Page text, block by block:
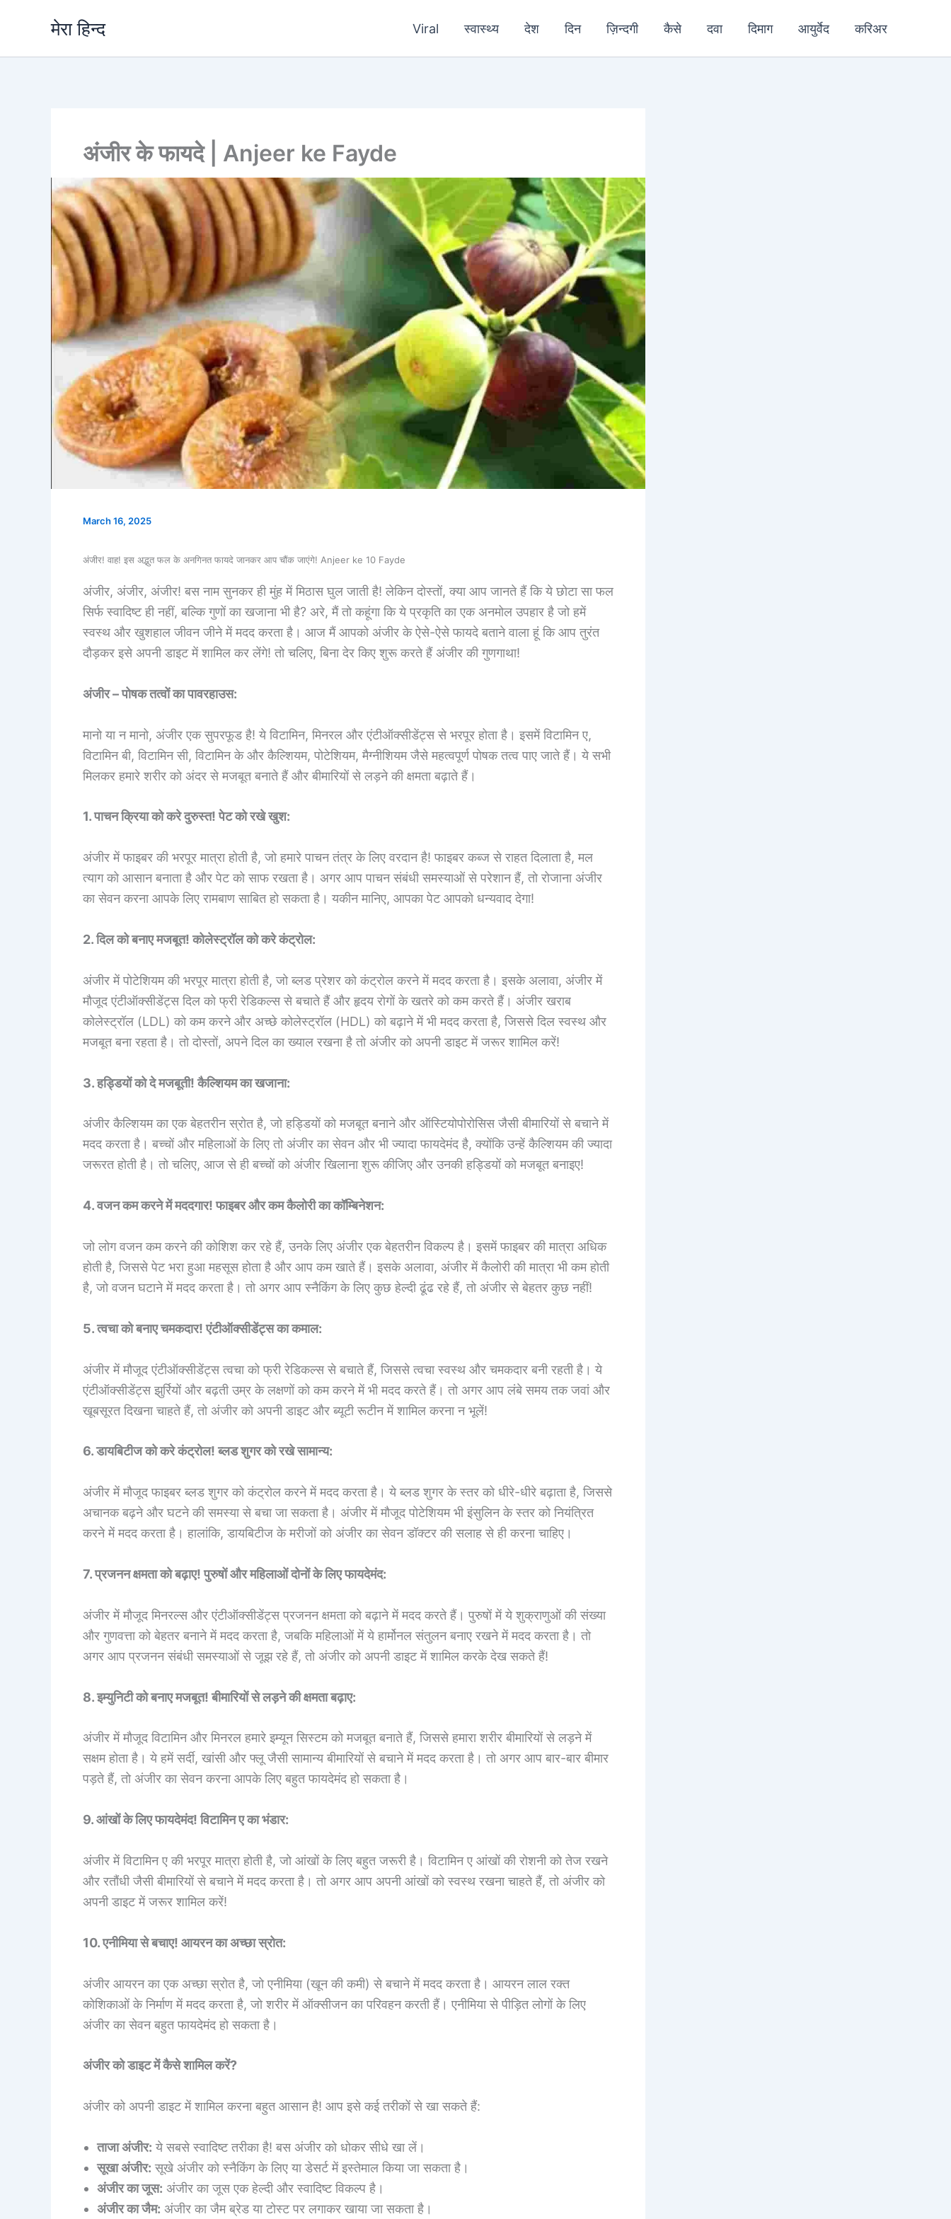
मेरा हिन्द Viral स्वास्थ्य देश दिन ज़िन्दगी कैसे दवा दिमाग आयुर्वेद करिअर
अंजीर के फायदे | Anjeer ke Fayde
March 16, 2025
अंजीर! वाह! इस अद्भुत फल के अनगिनत फायदे जानकर आप चौंक जाएंगे! Anjeer ke 10 Fayde
अंजीर, अंजीर, अंजीर! बस नाम सुनकर ही मुंह में मिठास घुल जाती है! लेकिन दोस्तों, क्या आप जानते हैं कि ये छोटा सा फल
सिर्फ स्वादिष्ट ही नहीं, बल्कि गुणों का खजाना भी है? अरे, मैं तो कहूंगा कि ये प्रकृति का एक अनमोल उपहार है जो हमें
स्वस्थ और खुशहाल जीवन जीने में मदद करता है। आज मैं आपको अंजीर के ऐसे-ऐसे फायदे बताने वाला हूं कि आप तुरंत
दौड़कर इसे अपनी डाइट में शामिल कर लेंगे! तो चलिए, बिना देर किए शुरू करते हैं अंजीर की गुणगाथा!
अंजीर – पोषक तत्वों का पावरहाउस:
मानो या न मानो, अंजीर एक सुपरफूड है! ये विटामिन, मिनरल और एंटीऑक्सीडेंट्स से भरपूर होता है। इसमें विटामिन ए,
विटामिन बी, विटामिन सी, विटामिन के और कैल्शियम, पोटेशियम, मैग्नीशियम जैसे महत्वपूर्ण पोषक तत्व पाए जाते हैं। ये सभी
मिलकर हमारे शरीर को अंदर से मजबूत बनाते हैं और बीमारियों से लड़ने की क्षमता बढ़ाते हैं।
1. पाचन क्रिया को करे दुरुस्त! पेट को रखे खुश:
अंजीर में फाइबर की भरपूर मात्रा होती है, जो हमारे पाचन तंत्र के लिए वरदान है! फाइबर कब्ज से राहत दिलाता है, मल
त्याग को आसान बनाता है और पेट को साफ रखता है। अगर आप पाचन संबंधी समस्याओं से परेशान हैं, तो रोजाना अंजीर
का सेवन करना आपके लिए रामबाण साबित हो सकता है। यकीन मानिए, आपका पेट आपको धन्यवाद देगा!
2. दिल को बनाए मजबूत! कोलेस्ट्रॉल को करे कंट्रोल:
अंजीर में पोटेशियम की भरपूर मात्रा होती है, जो ब्लड प्रेशर को कंट्रोल करने में मदद करता है। इसके अलावा, अंजीर में
मौजूद एंटीऑक्सीडेंट्स दिल को फ्री रेडिकल्स से बचाते हैं और हृदय रोगों के खतरे को कम करते हैं। अंजीर खराब
कोलेस्ट्रॉल (LDL) को कम करने और अच्छे कोलेस्ट्रॉल (HDL) को बढ़ाने में भी मदद करता है, जिससे दिल स्वस्थ और
मजबूत बना रहता है। तो दोस्तों, अपने दिल का ख्याल रखना है तो अंजीर को अपनी डाइट में जरूर शामिल करें!
3. हड्डियों को दे मजबूती! कैल्शियम का खजाना:
अंजीर कैल्शियम का एक बेहतरीन स्रोत है, जो हड्डियों को मजबूत बनाने और ऑस्टियोपोरोसिस जैसी बीमारियों से बचाने में
मदद करता है। बच्चों और महिलाओं के लिए तो अंजीर का सेवन और भी ज्यादा फायदेमंद है, क्योंकि उन्हें कैल्शियम की ज्यादा
जरूरत होती है। तो चलिए, आज से ही बच्चों को अंजीर खिलाना शुरू कीजिए और उनकी हड्डियों को मजबूत बनाइए!
4. वजन कम करने में मददगार! फाइबर और कम कैलोरी का कॉम्बिनेशन:
जो लोग वजन कम करने की कोशिश कर रहे हैं, उनके लिए अंजीर एक बेहतरीन विकल्प है। इसमें फाइबर की मात्रा अधिक
होती है, जिससे पेट भरा हुआ महसूस होता है और आप कम खाते हैं। इसके अलावा, अंजीर में कैलोरी की मात्रा भी कम होती
है, जो वजन घटाने में मदद करता है। तो अगर आप स्नैकिंग के लिए कुछ हेल्दी ढूंढ रहे हैं, तो अंजीर से बेहतर कुछ नहीं!
5. त्वचा को बनाए चमकदार! एंटीऑक्सीडेंट्स का कमाल:
अंजीर में मौजूद एंटीऑक्सीडेंट्स त्वचा को फ्री रेडिकल्स से बचाते हैं, जिससे त्वचा स्वस्थ और चमकदार बनी रहती है। ये
एंटीऑक्सीडेंट्स झुर्रियों और बढ़ती उम्र के लक्षणों को कम करने में भी मदद करते हैं। तो अगर आप लंबे समय तक जवां और
खूबसूरत दिखना चाहते हैं, तो अंजीर को अपनी डाइट और ब्यूटी रूटीन में शामिल करना न भूलें!
6. डायबिटीज को करे कंट्रोल! ब्लड शुगर को रखे सामान्य:
अंजीर में मौजूद फाइबर ब्लड शुगर को कंट्रोल करने में मदद करता है। ये ब्लड शुगर के स्तर को धीरे-धीरे बढ़ाता है, जिससे
अचानक बढ़ने और घटने की समस्या से बचा जा सकता है। अंजीर में मौजूद पोटेशियम भी इंसुलिन के स्तर को नियंत्रित
करने में मदद करता है। हालांकि, डायबिटीज के मरीजों को अंजीर का सेवन डॉक्टर की सलाह से ही करना चाहिए।
7. प्रजनन क्षमता को बढ़ाए! पुरुषों और महिलाओं दोनों के लिए फायदेमंद:
अंजीर में मौजूद मिनरल्स और एंटीऑक्सीडेंट्स प्रजनन क्षमता को बढ़ाने में मदद करते हैं। पुरुषों में ये शुक्राणुओं की संख्या
और गुणवत्ता को बेहतर बनाने में मदद करता है, जबकि महिलाओं में ये हार्मोनल संतुलन बनाए रखने में मदद करता है। तो
अगर आप प्रजनन संबंधी समस्याओं से जूझ रहे हैं, तो अंजीर को अपनी डाइट में शामिल करके देख सकते हैं!
8. इम्युनिटी को बनाए मजबूत! बीमारियों से लड़ने की क्षमता बढ़ाए:
अंजीर में मौजूद विटामिन और मिनरल हमारे इम्यून सिस्टम को मजबूत बनाते हैं, जिससे हमारा शरीर बीमारियों से लड़ने में
सक्षम होता है। ये हमें सर्दी, खांसी और फ्लू जैसी सामान्य बीमारियों से बचाने में मदद करता है। तो अगर आप बार-बार बीमार
पड़ते हैं, तो अंजीर का सेवन करना आपके लिए बहुत फायदेमंद हो सकता है।
9. आंखों के लिए फायदेमंद! विटामिन ए का भंडार:
अंजीर में विटामिन ए की भरपूर मात्रा होती है, जो आंखों के लिए बहुत जरूरी है। विटामिन ए आंखों की रोशनी को तेज रखने
और रतौंधी जैसी बीमारियों से बचाने में मदद करता है। तो अगर आप अपनी आंखों को स्वस्थ रखना चाहते हैं, तो अंजीर को
अपनी डाइट में जरूर शामिल करें!
10. एनीमिया से बचाए! आयरन का अच्छा स्रोत:
अंजीर आयरन का एक अच्छा स्रोत है, जो एनीमिया (खून की कमी) से बचाने में मदद करता है। आयरन लाल रक्त
कोशिकाओं के निर्माण में मदद करता है, जो शरीर में ऑक्सीजन का परिवहन करती हैं। एनीमिया से पीड़ित लोगों के लिए
अंजीर का सेवन बहुत फायदेमंद हो सकता है।
अंजीर को डाइट में कैसे शामिल करें?
अंजीर को अपनी डाइट में शामिल करना बहुत आसान है! आप इसे कई तरीकों से खा सकते हैं:
ताजा अंजीर: ये सबसे स्वादिष्ट तरीका है! बस अंजीर को धोकर सीधे खा लें।
सूखा अंजीर: सूखे अंजीर को स्नैकिंग के लिए या डेसर्ट में इस्तेमाल किया जा सकता है।
अंजीर का जूस: अंजीर का जूस एक हेल्दी और स्वादिष्ट विकल्प है।
अंजीर का जैम: अंजीर का जैम ब्रेड या टोस्ट पर लगाकर खाया जा सकता है।